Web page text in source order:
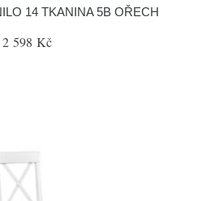
14 TKANINA 5B OŘECH
2 598 Kč